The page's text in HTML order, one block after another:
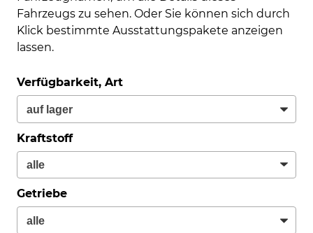
Fahrzeugs zu sehen. Oder Sie können sich durch
Klick bestimmte Ausstattungspakete anzeigen
lassen.
Verfügbarkeit, Art
Kraftstoff
Getriebe